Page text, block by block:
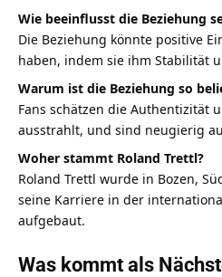
Wie beeinflusst die Beziehung
Die Beziehung könnte positive
haben, indem sie ihm Stabilität
Warum ist die Beziehung so
Fans schätzen die Authentizität
ausstrahlt, und sind neugierig
Woher stammt Roland Trettl?
Roland Trettl wurde in Bozen,
seine Karriere in der
aufgebaut.
Was kommt als